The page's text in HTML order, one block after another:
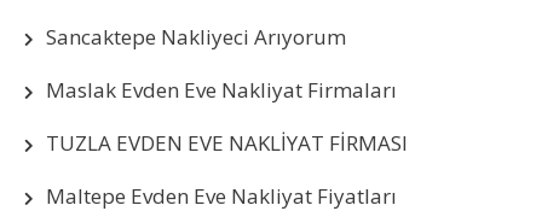
Sancaktepe Nakliyeci Arıyorum
Maslak Evden Eve Nakliyat Firmaları
TUZLA EVDEN EVE NAKLİYAT FİRMASI
Maltepe Evden Eve Nakliyat Fiyatları